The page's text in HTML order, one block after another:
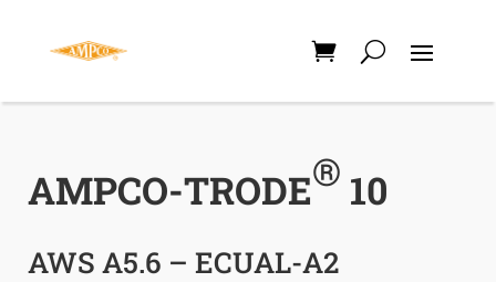
AMPCO-TRODE® 10
AWS A5.6 – ECUAL-A2